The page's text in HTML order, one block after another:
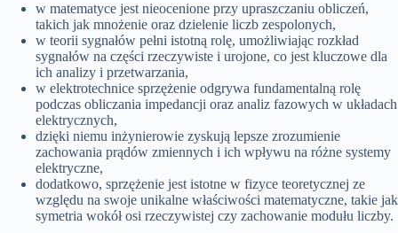
w matematyce jest nieocenione przy upraszczaniu obliczeń,
takich jak mnożenie oraz dzielenie liczb zespolonych,
w teorii sygnałów pełni istotną rolę, umożliwiając rozkład
sygnałów na części rzeczywiste i urojone, co jest kluczowe dla
ich analizy i przetwarzania,
w elektrotechnice sprzężenie odgrywa fundamentalną rolę
podczas obliczania impedancji oraz analiz fazowych w układach
elektrycznych,
dzięki niemu inżynierowie zyskują lepsze zrozumienie
zachowania prądów zmiennych i ich wpływu na różne systemy
elektryczne,
dodatkowo, sprzężenie jest istotne w fizyce teoretycznej ze
względu na swoje unikalne właściwości matematyczne, takie jak
symetria wokół osi rzeczywistej czy zachowanie modułu liczby.